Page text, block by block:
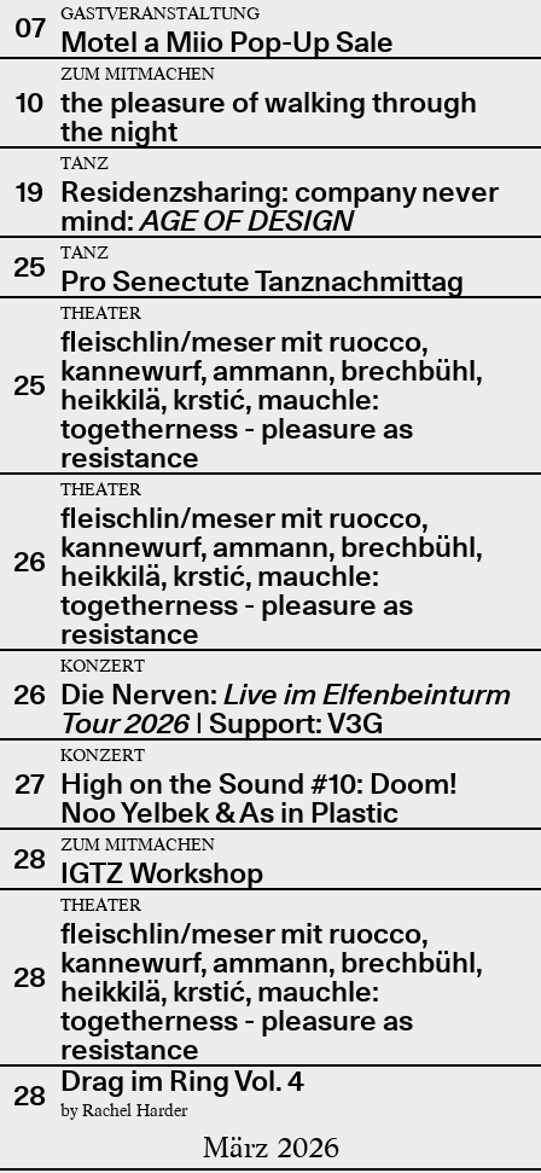
07
GASTVERANSTALTUNG
Motel a Miio Pop-Up Sale
10
ZUM MITMACHEN
the pleasure of walking through
the night
19
TANZ
Residenzsharing: company never
mind:AGE OF DESIGN
25
TANZ
Pro Senectute Tanznachmittag
25
THEATER
fleischlin/meser mit ruocco,
kannewurf, ammann, brechbühl,
heikkilä, krstić, mauchle:
togetherness - pleasure as
resistance
26
THEATER
fleischlin/meser mit ruocco,
kannewurf, ammann, brechbühl,
heikkilä, krstić, mauchle:
togetherness - pleasure as
resistance
26
KONZERT
Die Nerven: Live im Elfenbeinturm
Tour 2026| Support: V3G
27
KONZERT
High on the Sound #10: Doom!
Noo Yelbek & As in Plastic
28
ZUM MITMACHEN
IGTZ Workshop
28
THEATER
fleischlin/meser mit ruocco,
kannewurf, ammann, brechbühl,
heikkilä, krstić, mauchle:
togetherness - pleasure as
resistance
28 Drag im Ring Vol. 4
by Rachel Harder
März 2026